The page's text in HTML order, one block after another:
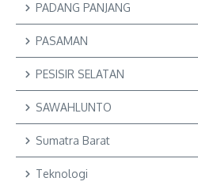
PADANG PANJANG
PASAMAN
PESISIR SELATAN
SAWAHLUNTO
Sumatra Barat
Teknologi